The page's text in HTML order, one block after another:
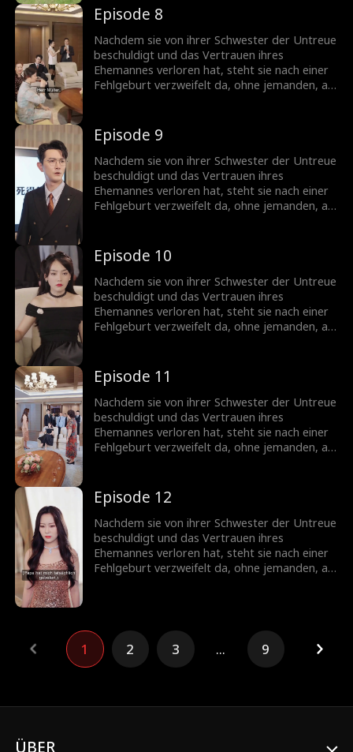
was ihr die Chance gibt, ihren Status
zurückzugewinnen. Als sie zurückkehrt,
schockiert ihre Anwesenheit ihren Ex-
Ehemann...
Episode 8
Nachdem sie von ihrer Schwester der Untreue
beschuldigt und das Vertrauen ihres
Ehemannes verloren hat, steht sie nach einer
Fehlgeburt verzweifelt da, ohne jemanden, an
was ihr die Chance gibt, ihren Status
zurückzugewinnen. Als sie zurückkehrt,
schockiert ihre Anwesenheit ihren Ex-
Ehemann...
Episode 9
Nachdem sie von ihrer Schwester der Untreue
beschuldigt und das Vertrauen ihres
Ehemannes verloren hat, steht sie nach einer
Fehlgeburt verzweifelt da, ohne jemanden, an
was ihr die Chance gibt, ihren Status
zurückzugewinnen. Als sie zurückkehrt,
schockiert ihre Anwesenheit ihren Ex-
Ehemann...
Episode 10
Nachdem sie von ihrer Schwester der Untreue
beschuldigt und das Vertrauen ihres
Ehemannes verloren hat, steht sie nach einer
Fehlgeburt verzweifelt da, ohne jemanden, an
was ihr die Chance gibt, ihren Status
zurückzugewinnen. Als sie zurückkehrt,
schockiert ihre Anwesenheit ihren Ex-
Ehemann...
Episode 11
Nachdem sie von ihrer Schwester der Untreue
beschuldigt und das Vertrauen ihres
Ehemannes verloren hat, steht sie nach einer
Fehlgeburt verzweifelt da, ohne jemanden, an
was ihr die Chance gibt, ihren Status
zurückzugewinnen. Als sie zurückkehrt,
schockiert ihre Anwesenheit ihren Ex-
Ehemann...
Episode 12
Nachdem sie von ihrer Schwester der Untreue
beschuldigt und das Vertrauen ihres
Ehemannes verloren hat, steht sie nach einer
Fehlgeburt verzweifelt da, ohne jemanden, an
zurückzugewinnen. Als sie zurückkehrt,
schockiert ihre Anwesenheit ihren Ex-
Ehemann...
1 2 3 ... 9
ÜBER